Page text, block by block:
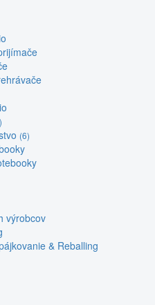
(6)
výrobcov
& Reballing